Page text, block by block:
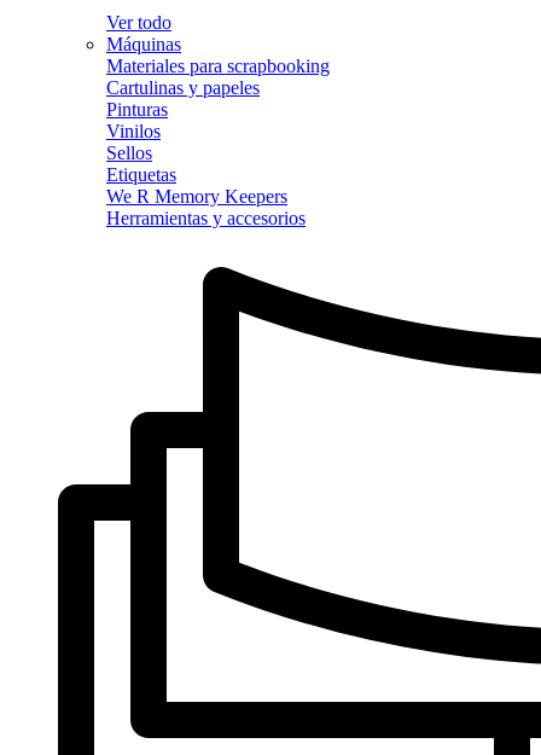
Ver todo
Máquinas
Materiales para scrapbooking
Cartulinas y papeles
Pinturas
Vinilos
Sellos
Etiquetas
We R Memory Keepers
Herramientas y accesorios